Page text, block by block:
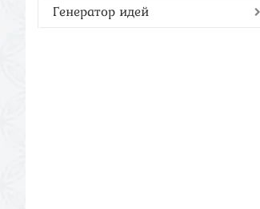
Генератор идей